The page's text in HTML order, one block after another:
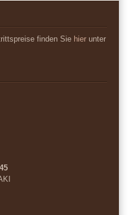
finden Sie hier unter